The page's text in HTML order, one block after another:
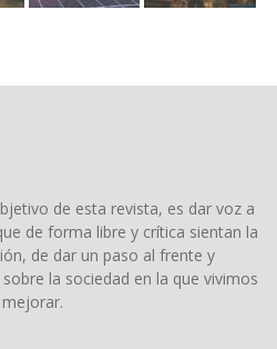
de esta revista, es dar voz a
de forma libre y crítica sientan la
de dar un paso al frente y
la sociedad en la que vivimos